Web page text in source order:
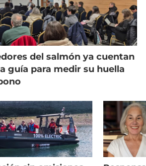
del salmón ya cuentan
guía para medir su huella